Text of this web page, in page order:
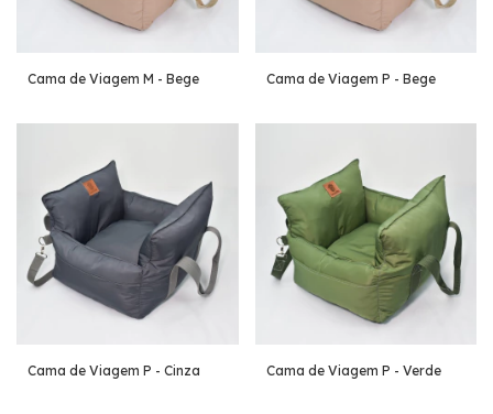
Cama de Viagem M - Bege Cama de Viagem P - Bege
Cama de Viagem P - Cinza Cama de Viagem P - Verde